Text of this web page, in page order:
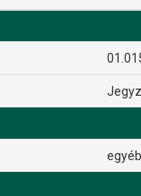
egyéb